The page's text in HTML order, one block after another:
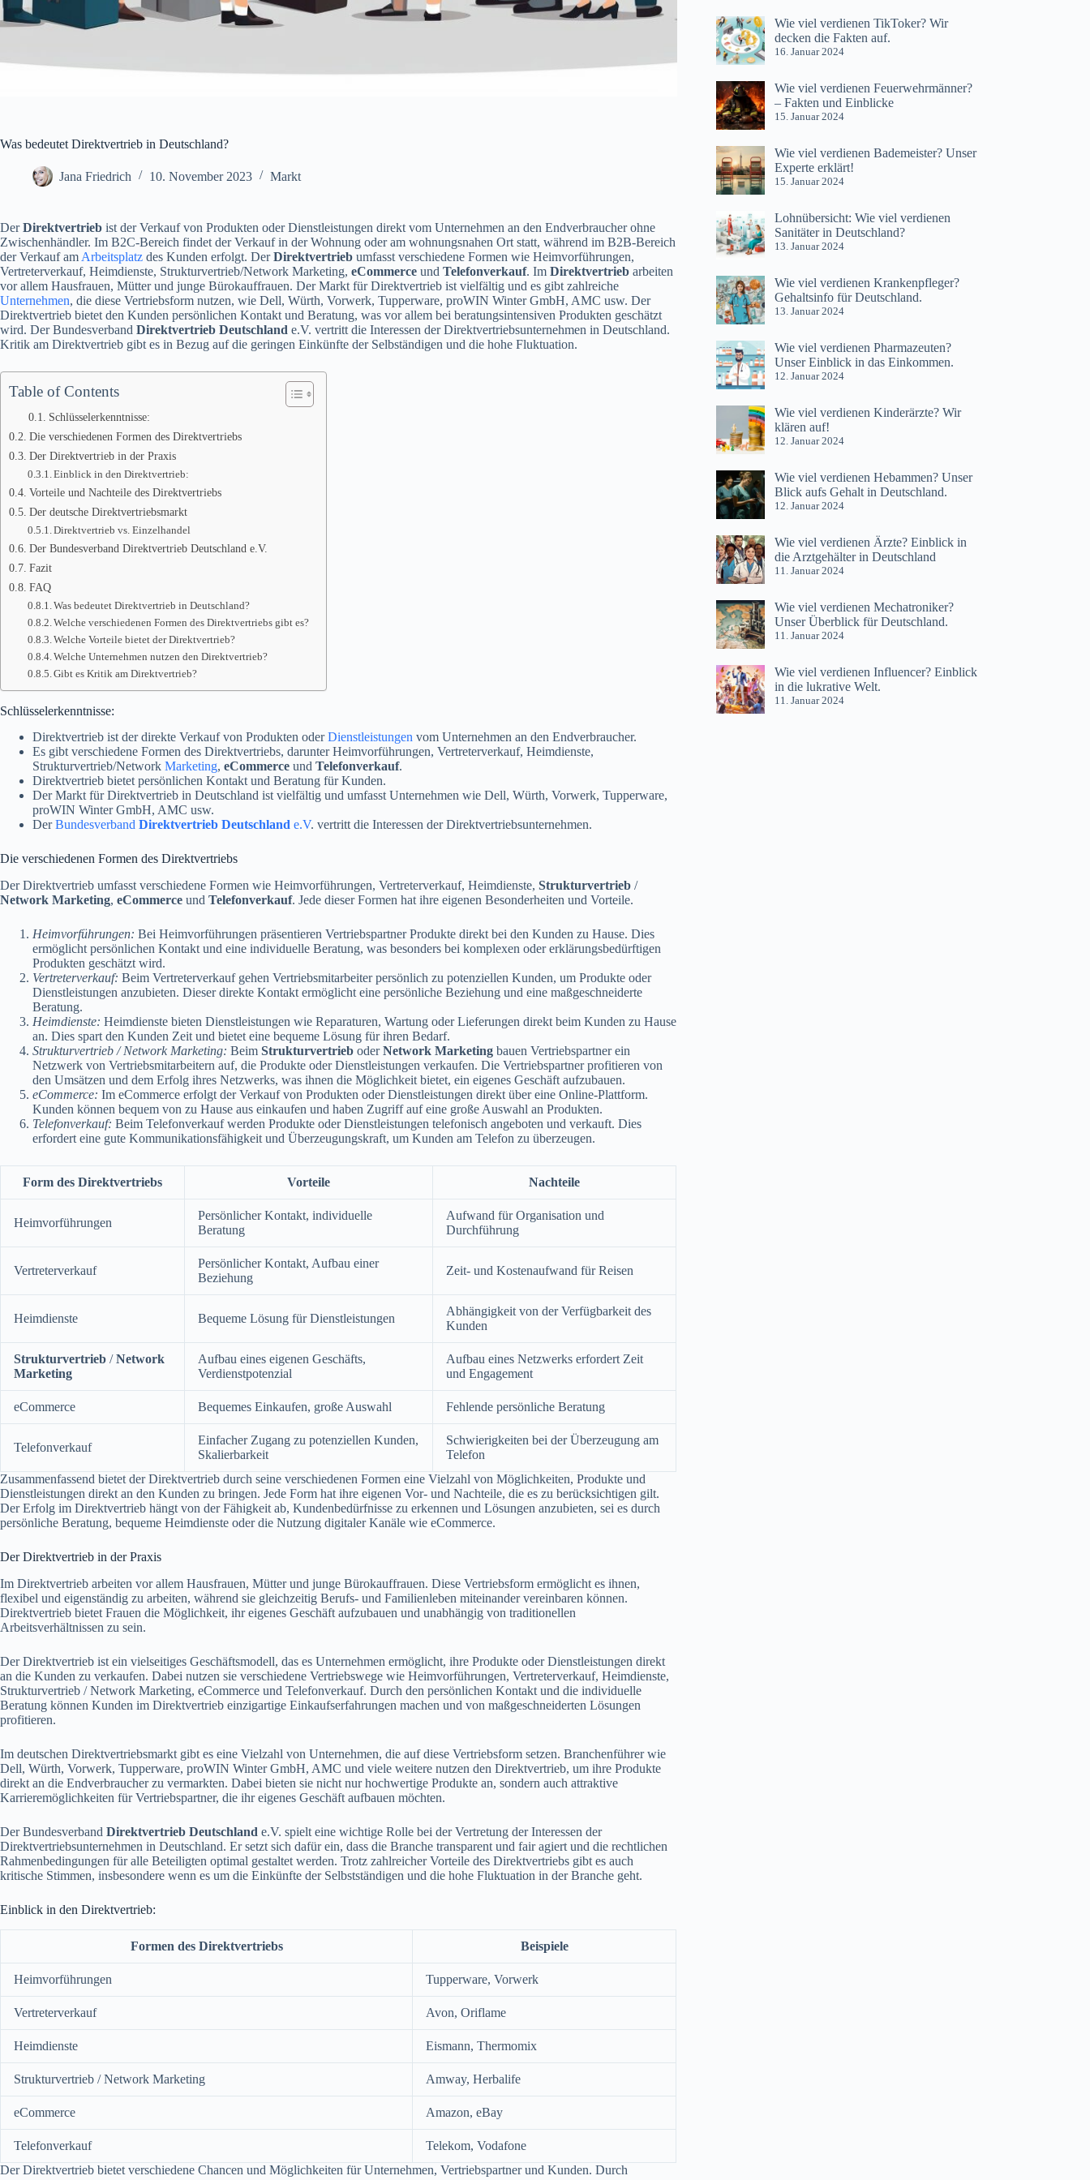
Was bedeutet Direktvertrieb in Deutschland?
Jana Friedrich 10. November 2023 Markt
DerDirektvertrieb ist der Verkauf von Produkten oder Dienstleistungen direkt vom Unternehmen an den Endverbraucher ohne
Zwischenhändler. Im B2C-Bereich findet der Verkauf in der Wohnung oder am wohnungsnahen Ort statt, während im B2B-Bereich
der Verkauf am Arbeitsplatz des Kunden erfolgt. DerDirektvertrieb umfasst verschiedene Formen wie Heimvorführungen,
Vertreterverkauf, Heimdienste, Strukturvertrieb/Network Marketing, eCommerce und Telefonverkauf. Im Direktvertrieb arbeiten
vor allem Hausfrauen, Mütter und junge Bürokauffrauen. Der Markt für Direktvertrieb ist vielfältig und es gibt zahlreiche
Unternehmen, die diese Vertriebsform nutzen, wie Dell, Würth, Vorwerk, Tupperware, proWIN Winter GmbH, AMC usw. Der
Direktvertrieb bietet den Kunden persönlichen Kontakt und Beratung, was vor allem bei beratungsintensiven Produkten geschätzt
wird. Der Bundesverband Direktvertrieb Deutschland e.V. vertritt die Interessen der Direktvertriebsunternehmen in Deutschland.
Kritik am Direktvertrieb gibt es in Bezug auf die geringen Einkünfte der Selbständigen und die hohe Fluktuation.
Table of Contents
Schlüsselerkenntnisse:
Die verschiedenen Formen des Direktvertriebs
Der Direktvertrieb in der Praxis
Einblick in den Direktvertrieb:
Vorteile und Nachteile des Direktvertriebs
Der deutsche Direktvertriebsmarkt
Direktvertrieb vs. Einzelhandel
Der Bundesverband Direktvertrieb Deutschland e.V.
Fazit
FAQ
Was bedeutet Direktvertrieb in Deutschland?
Welche verschiedenen Formen des Direktvertriebs gibt es?
Welche Vorteile bietet der Direktvertrieb?
Welche Unternehmen nutzen den Direktvertrieb?
Gibt es Kritik am Direktvertrieb?
Schlüsselerkenntnisse:
Direktvertrieb ist der direkte Verkauf von Produkten oderDienstleistungen vom Unternehmen an den Endverbraucher.
Es gibt verschiedene Formen des Direktvertriebs, darunter Heimvorführungen, Vertreterverkauf, Heimdienste,
Strukturvertrieb/Network Marketing, eCommerce und Telefonverkauf.
Direktvertrieb bietet persönlichen Kontakt und Beratung für Kunden.
Der Markt für Direktvertrieb in Deutschland ist vielfältig und umfasst Unternehmen wie Dell, Würth, Vorwerk, Tupperware,
proWIN Winter GmbH, AMC usw.
DerBundesverband Direktvertrieb Deutschland e.V. vertritt die Interessen der Direktvertriebsunternehmen.
Die verschiedenen Formen des Direktvertriebs
Der Direktvertrieb umfasst verschiedene Formen wie Heimvorführungen, Vertreterverkauf, Heimdienste, Strukturvertrieb /
Network Marketing, eCommerce und Telefonverkauf. Jede dieser Formen hat ihre eigenen Besonderheiten und Vorteile.
Heimvorführungen: Bei Heimvorführungen präsentieren Vertriebspartner Produkte direkt bei den Kunden zu Hause. Dies
ermöglicht persönlichen Kontakt und eine individuelle Beratung, was besonders bei komplexen oder erklärungsbedürftigen
Produkten geschätzt wird.
Vertreterverkauf: Beim Vertreterverkauf gehen Vertriebsmitarbeiter persönlich zu potenziellen Kunden, um Produkte oder
Dienstleistungen anzubieten. Dieser direkte Kontakt ermöglicht eine persönliche Beziehung und eine maßgeschneiderte
Beratung.
Heimdienste: Heimdienste bieten Dienstleistungen wie Reparaturen, Wartung oder Lieferungen direkt beim Kunden zu Hause
an. Dies spart den Kunden Zeit und bietet eine bequeme Lösung für ihren Bedarf.
Strukturvertrieb / Network Marketing: Beim Strukturvertrieb oderNetwork Marketing bauen Vertriebspartner ein
Netzwerk von Vertriebsmitarbeitern auf, die Produkte oder Dienstleistungen verkaufen. Die Vertriebspartner profitieren von
den Umsätzen und dem Erfolg ihres Netzwerks, was ihnen die Möglichkeit bietet, ein eigenes Geschäft aufzubauen.
eCommerce: Im eCommerce erfolgt der Verkauf von Produkten oder Dienstleistungen direkt über eine Online-Plattform.
Kunden können bequem von zu Hause aus einkaufen und haben Zugriff auf eine große Auswahl an Produkten.
Telefonverkauf: Beim Telefonverkauf werden Produkte oder Dienstleistungen telefonisch angeboten und verkauft. Dies
erfordert eine gute Kommunikationsfähigkeit und Überzeugungskraft, um Kunden am Telefon zu überzeugen.
Form des Direktvertriebs Vorteile Nachteile
Heimvorführungen
Persönlicher Kontakt, individuelle
Beratung
Aufwand für Organisation und
Durchführung
Vertreterverkauf
Persönlicher Kontakt, Aufbau einer
Beziehung
Zeit- und Kostenaufwand für Reisen
Heimdienste Bequeme Lösung für Dienstleistungen
Abhängigkeit von der Verfügbarkeit des
Kunden
Strukturvertrieb /Network
Marketing
Aufbau eines eigenen Geschäfts,
Verdienstpotenzial
Aufbau eines Netzwerks erfordert Zeit
und Engagement
eCommerce Bequemes Einkaufen, große Auswahl Fehlende persönliche Beratung
Telefonverkauf
Einfacher Zugang zu potenziellen Kunden,
Skalierbarkeit
Schwierigkeiten bei der Überzeugung am
Telefon
Zusammenfassend bietet der Direktvertrieb durch seine verschiedenen Formen eine Vielzahl von Möglichkeiten, Produkte und
Dienstleistungen direkt an den Kunden zu bringen. Jede Form hat ihre eigenen Vor- und Nachteile, die es zu berücksichtigen gilt.
Der Erfolg im Direktvertrieb hängt von der Fähigkeit ab, Kundenbedürfnisse zu erkennen und Lösungen anzubieten, sei es durch
persönliche Beratung, bequeme Heimdienste oder die Nutzung digitaler Kanäle wie eCommerce.
Der Direktvertrieb in der Praxis
Im Direktvertrieb arbeiten vor allem Hausfrauen, Mütter und junge Bürokauffrauen. Diese Vertriebsform ermöglicht es ihnen,
flexibel und eigenständig zu arbeiten, während sie gleichzeitig Berufs- und Familienleben miteinander vereinbaren können.
Direktvertrieb bietet Frauen die Möglichkeit, ihr eigenes Geschäft aufzubauen und unabhängig von traditionellen
Arbeitsverhältnissen zu sein.
Der Direktvertrieb ist ein vielseitiges Geschäftsmodell, das es Unternehmen ermöglicht, ihre Produkte oder Dienstleistungen direkt
an die Kunden zu verkaufen. Dabei nutzen sie verschiedene Vertriebswege wie Heimvorführungen, Vertreterverkauf, Heimdienste,
Strukturvertrieb / Network Marketing, eCommerce und Telefonverkauf. Durch den persönlichen Kontakt und die individuelle
Beratung können Kunden im Direktvertrieb einzigartige Einkaufserfahrungen machen und von maßgeschneiderten Lösungen
profitieren.
Im deutschen Direktvertriebsmarkt gibt es eine Vielzahl von Unternehmen, die auf diese Vertriebsform setzen. Branchenführer wie
Dell, Würth, Vorwerk, Tupperware, proWIN Winter GmbH, AMC und viele weitere nutzen den Direktvertrieb, um ihre Produkte
direkt an die Endverbraucher zu vermarkten. Dabei bieten sie nicht nur hochwertige Produkte an, sondern auch attraktive
Karrieremöglichkeiten für Vertriebspartner, die ihr eigenes Geschäft aufbauen möchten.
Der Bundesverband Direktvertrieb Deutschland e.V. spielt eine wichtige Rolle bei der Vertretung der Interessen der
Direktvertriebsunternehmen in Deutschland. Er setzt sich dafür ein, dass die Branche transparent und fair agiert und die rechtlichen
Rahmenbedingungen für alle Beteiligten optimal gestaltet werden. Trotz zahlreicher Vorteile des Direktvertriebs gibt es auch
kritische Stimmen, insbesondere wenn es um die Einkünfte der Selbstständigen und die hohe Fluktuation in der Branche geht.
Einblick in den Direktvertrieb:
Formen des Direktvertriebs Beispiele
Heimvorführungen Tupperware, Vorwerk
Vertreterverkauf Avon, Oriflame
Heimdienste Eismann, Thermomix
Strukturvertrieb / Network Marketing Amway, Herbalife
eCommerce Amazon, eBay
Telefonverkauf
Telekom, Vodafone
Der Direktvertrieb bietet verschiedene Chancen und Möglichkeiten für Unternehmen, Vertriebspartner und Kunden. Durch
Wie viel verdienen TikToker? Wir
decken die Fakten auf.
16. Januar 2024
Wie viel verdienen Feuerwehrmänner?
– Fakten und Einblicke
15. Januar 2024
Wie viel verdienen Bademeister? Unser
Experte erklärt!
15. Januar 2024
Lohnübersicht: Wie viel verdienen
Sanitäter in Deutschland?
13. Januar 2024
Wie viel verdienen Krankenpfleger?
Gehaltsinfo für Deutschland.
13. Januar 2024
Wie viel verdienen Pharmazeuten?
Unser Einblick in das Einkommen.
12. Januar 2024
Wie viel verdienen Kinderärzte? Wir
klären auf!
12. Januar 2024
Wie viel verdienen Hebammen? Unser
Blick aufs Gehalt in Deutschland.
12. Januar 2024
Wie viel verdienen Ärzte? Einblick in
die Arztgehälter in Deutschland
11. Januar 2024
Wie viel verdienen Mechatroniker?
Unser Überblick für Deutschland.
11. Januar 2024
Wie viel verdienen Influencer? Einblick
in die lukrative Welt.
11. Januar 2024